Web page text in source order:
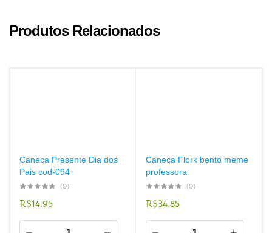
Produtos Relacionados
Caneca Presente Dia dos
Pais cod-094
(0)
R$14.95
Caneca Flork bento meme
professora
(0)
R$34.85